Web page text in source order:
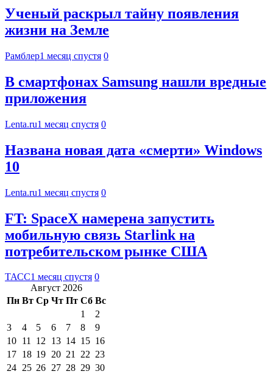
Ученый раскрыл тайну появления
жизни на Земле
Рамблер1 месяц спустя 0
В смартфонах Samsung нашли вредные
приложения
Lenta.ru1 месяц спустя 0
Названа новая дата «смерти» Windows
10
Lenta.ru1 месяц спустя 0
FT: SpaceX намерена запустить
мобильную связь Starlink на
потребительском рынке США
ТАСС1 месяц спустя 0
Август 2026
Пн Вт Ср Чт Пт Сб Вс
1
2
3
4 5 6 7 8
9
10 11 12 13 14 15 16
17 18 19 20 21 22 23
24 25 26 27 28 29 30